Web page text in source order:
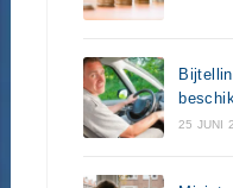
25 JUNI